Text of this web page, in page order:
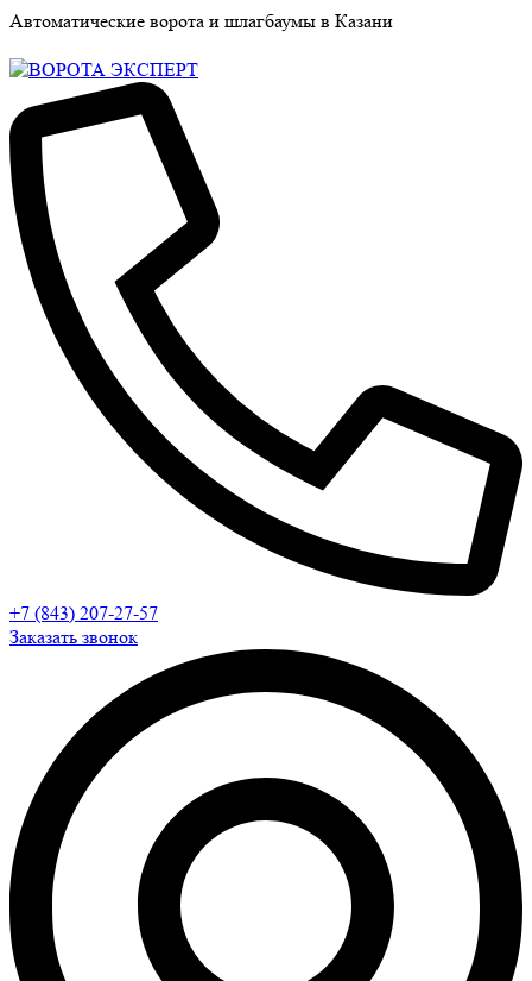
Автоматические ворота и шлагбаумы в Казани
+7 (843) 207-27-57
Заказать звонок